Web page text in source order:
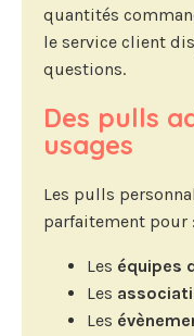
quantités
le service client
questions.
Des pulls
usages
Les pulls
parfaitement pour :
Les équipes
Les
Les